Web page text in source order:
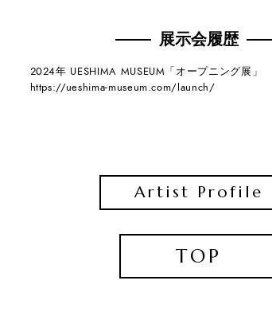
展示会履歴
2024年 UESHIMA MUSEUM「オープニング展」
https://ueshima-museum.com/launch/
Artist Profile
TOP